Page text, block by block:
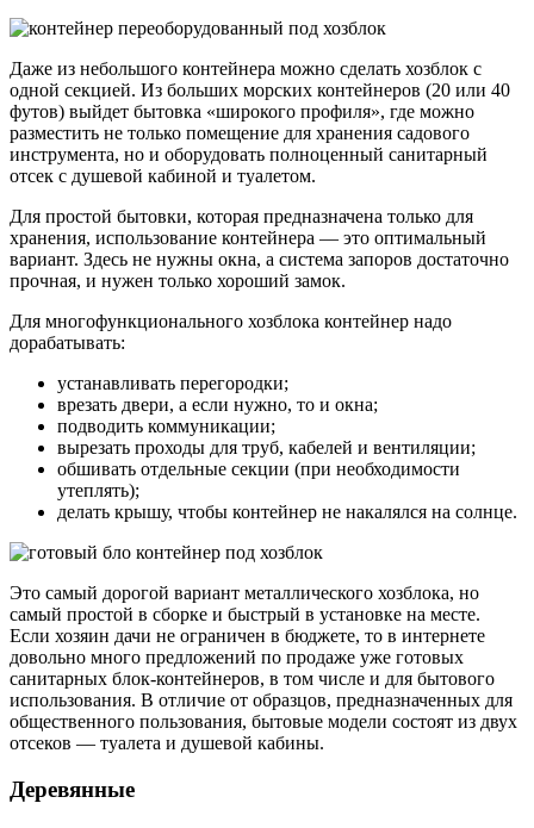
Даже из небольшого контейнера можно сделать хозблок с
одной секцией. Из больших морских контейнеров (20 или 40
футов) выйдет бытовка «широкого профиля», где можно
разместить не только помещение для хранения садового
инструмента, но и оборудовать полноценный санитарный
отсек с душевой кабиной и туалетом.
Для простой бытовки, которая предназначена только для
хранения, использование контейнера — это оптимальный
вариант. Здесь не нужны окна, а система запоров достаточно
прочная, и нужен только хороший замок.
Для многофункционального хозблока контейнер надо
дорабатывать:
устанавливать перегородки;
врезать двери, а если нужно, то и окна;
подводить коммуникации;
вырезать проходы для труб, кабелей и вентиляции;
обшивать отдельные секции (при необходимости
утеплять);
делать крышу, чтобы контейнер не накалялся на солнце.
Это самый дорогой вариант металлического хозблока, но
самый простой в сборке и быстрый в установке на месте.
Если хозяин дачи не ограничен в бюджете, то в интернете
довольно много предложений по продаже уже готовых
санитарных блок-контейнеров, в том числе и для бытового
использования. В отличие от образцов, предназначенных для
общественного пользования, бытовые модели состоят из двух
отсеков — туалета и душевой кабины.
Деревянные